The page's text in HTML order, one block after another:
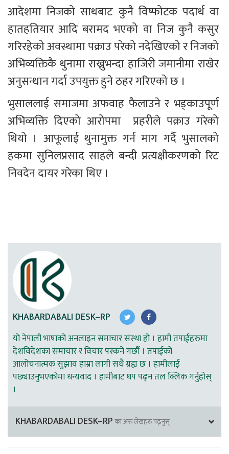
आदेशमा निजको साथबाट कुनै विष्फोटक पदार्थ वा
हातहतियार आदि बरामद भएको वा निज कुनै कसुर
गरिरहेको अवस्थामा पक्राउ परेको नदेखिएको र निजको
अभिव्यक्तिकै थुनामा राख्नुभन्दा हाजिरी जमानीमा राखेर
अनुसन्धान गर्दा उपयुक्त हुने ठहर गरिएको छ ।
भुसाललाई समाजमा अफवाह फैलाउने र भड्काउपूर्ण
अभिव्यक्ति दिएको आरोपमा  प्रहरीले पक्राउ गरेको
थियो । आफूलाई थुनामुक्त गर्न माग गर्दै भुसालको
हकमा सुनिलप्रसाद साहले बन्दी प्रत्यक्षीकरणको रिट
निवदेन दायर गरेका थिए ।
KHABARDABALI DESK–RP
यो नेपाली भाषाको अनलाइन समाचार संस्था हो । हामी तपाईहरुमा
देशविदेशका समाचार र विचार पस्कने गर्छौ । तपाईको
आलोचनात्मक सुझाव हाम्रा लागी सधै ग्रह्य छ । हामीलाई
पछ्याउनुभएकोमा धन्यवाद । हामीबाट थप पढ्न तल क्लिक गर्नुहोस्
।
KHABARDABALI DESK–RPका अरु लेखहरु पढ्नुस्